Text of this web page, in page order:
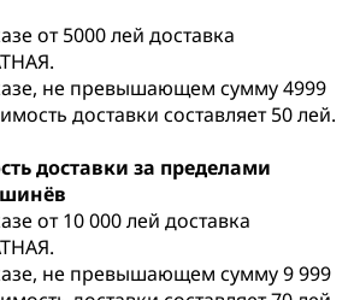
от 5000 лей доставка
не превышающем сумму 4999
доставки составляет 50 лей.
доставки за пределами
от 10 000 лей доставка
не превышающем сумму 9 999